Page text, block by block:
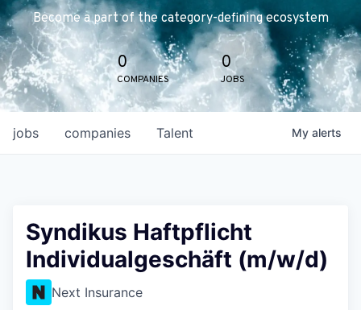
Become a part of the category-defining ecosystem
0
COMPANIES
0
JOBS
jobs companies Talent My alerts
Syndikus Haftpflicht
Individualgeschäft (m/w/d)
Next Insurance